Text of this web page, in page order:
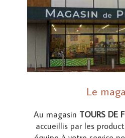
Le
Au magasin TOURS DE
accueillis par les